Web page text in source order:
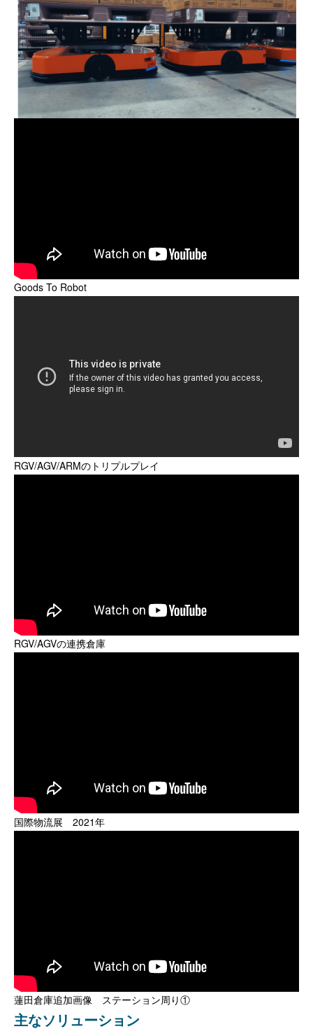
Goods To Robot
RGV/AGV/ARMのトリプルプレイ
RGV/AGVの連携倉庫
国際物流展 2021年
蓮田倉庫追加画像 ステーション周り①
主なソリューション